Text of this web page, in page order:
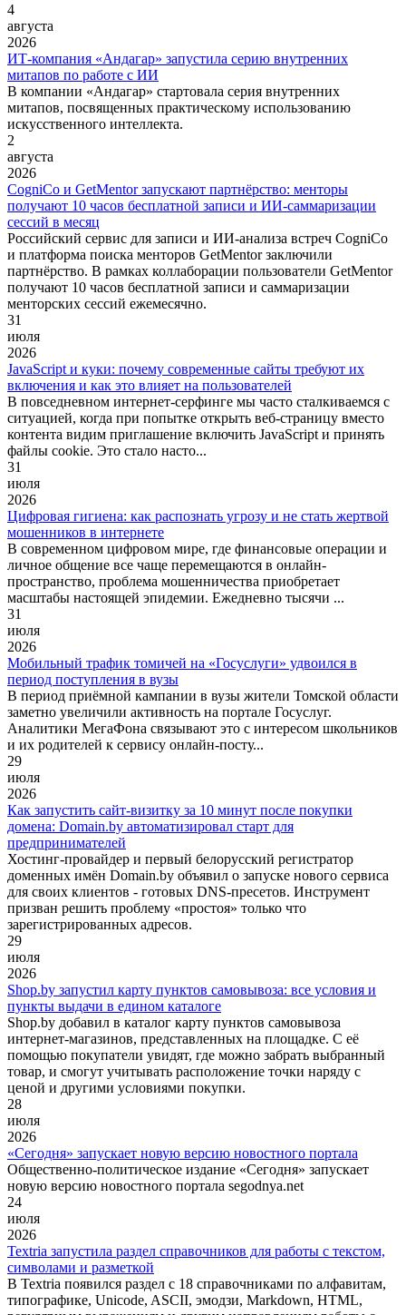
4
августа
2026
ИТ-компания «Андагар» запустила серию внутренних
митапов по работе с ИИ
В компании «Андагар» стартовала серия внутренних
митапов, посвященных практическому использованию
искусственного интеллекта.
2
августа
2026
CogniCo и GetMentor запускают партнёрство: менторы
получают 10 часов бесплатной записи и ИИ-саммаризации
сессий в месяц
Российский сервис для записи и ИИ-анализа встреч CogniСo
и платформа поиска менторов GetMentor заключили
партнёрство. В рамках коллаборации пользователи GetMentor
получают 10 часов бесплатной записи и саммаризации
менторских сессий ежемесячно.
31
июля
2026
JavaScript и куки: почему современные сайты требуют их
включения и как это влияет на пользователей
В повседневном интернет-серфинге мы часто сталкиваемся с
ситуацией, когда при попытке открыть веб-страницу вместо
контента видим приглашение включить JavaScript и принять
файлы cookie. Это стало насто...
31
июля
2026
Цифровая гигиена: как распознать угрозу и не стать жертвой
мошенников в интернете
В современном цифровом мире, где финансовые операции и
личное общение все чаще перемещаются в онлайн-
пространство, проблема мошенничества приобретает
масштабы настоящей эпидемии. Ежедневно тысячи ...
31
июля
2026
Мобильный трафик томичей на «Госуслуги» удвоился в
период поступления в вузы
В период приёмной кампании в вузы жители Томской области
заметно увеличили активность на портале Госуслуг.
Аналитики МегаФона связывают это с интересом школьников
и их родителей к сервису онлайн-посту...
29
июля
2026
Как запустить сайт-визитку за 10 минут после покупки
домена: Domain.by автоматизировал старт для
предпринимателей
Хостинг-провайдер и первый белорусский регистратор
доменных имён Domain.by объявил о запуске нового сервиса
для своих клиентов - готовых DNS-пресетов. Инструмент
призван решить проблему «простоя» только что
зарегистрированных адресов.
29
июля
2026
Shop.by запустил карту пунктов самовывоза: все условия и
пункты выдачи в едином каталоге
Shop.by добавил в каталог карту пунктов самовывоза
интернет-магазинов, представленных на площадке. С её
помощью покупатели увидят, где можно забрать выбранный
товар, и смогут учитывать расположение точки наряду с
ценой и другими условиями покупки.
28
июля
2026
«Сегодня» запускает новую версию новостного портала
Общественно-политическое издание «Сегодня» запускает
новую версию новостного портала segodnya.net
24
июля
2026
Textria запустила раздел справочников для работы с текстом,
символами и разметкой
В Textria появился раздел с 18 справочниками по алфавитам,
типографике, Unicode, ASCII, эмодзи, Markdown, HTML,